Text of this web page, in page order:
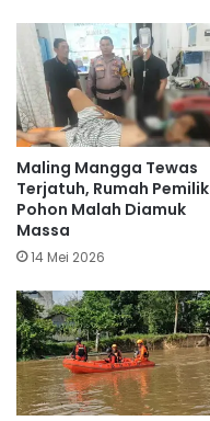
Maling Mangga Tewas
Terjatuh, Rumah Pemilik
Pohon Malah Diamuk
Massa
14 Mei 2026